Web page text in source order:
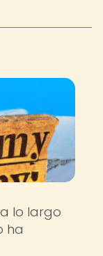
lo largo
ha